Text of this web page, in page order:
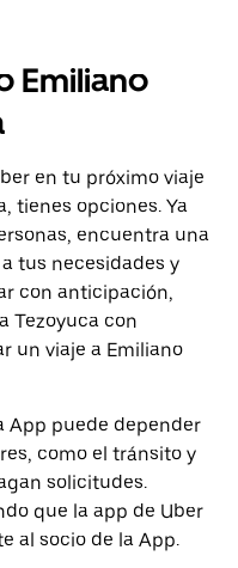
Emiliano
en tu próximo viaje
tienes opciones. Ya
encuentra una
tus necesidades y
con anticipación,
Tezoyuca con
un viaje a Emiliano
App puede depender
como el tránsito y
solicitudes.
que la app de Uber
al socio de la App.